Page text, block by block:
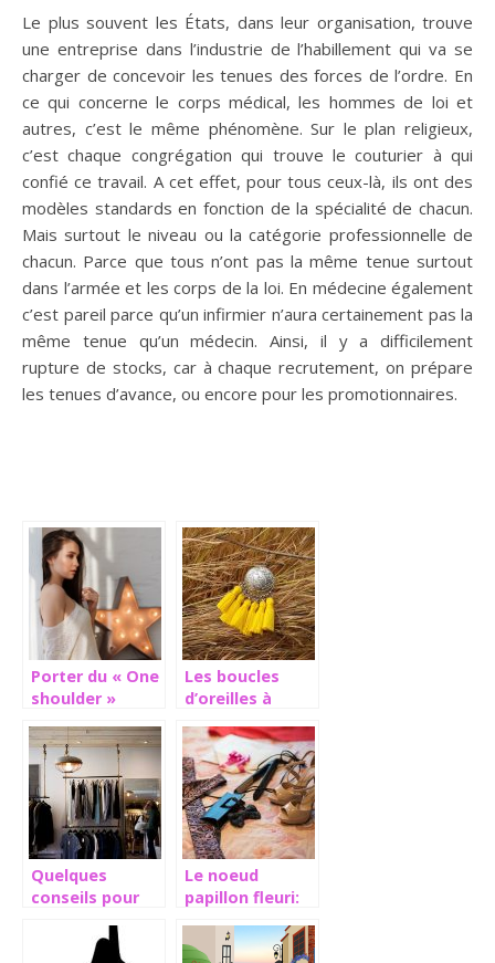
Le plus souvent les États, dans leur organisation, trouve
une entreprise dans l’industrie de l’habillement qui va se
charger de concevoir les tenues des forces de l’ordre. En
ce qui concerne le corps médical, les hommes de loi et
autres, c’est le même phénomène. Sur le plan religieux,
c’est chaque congrégation qui trouve le couturier à qui
confié ce travail. A cet effet, pour tous ceux-là, ils ont des
modèles standards en fonction de la spécialité de chacun.
Mais surtout le niveau ou la catégorie professionnelle de
chacun. Parce que tous n’ont pas la même tenue surtout
dans l’armée et les corps de la loi. En médecine également
c’est pareil parce qu’un infirmier n’aura certainement pas la
même tenue qu’un médecin. Ainsi, il y a difficilement
rupture de stocks, car à chaque recrutement, on prépare
les tenues d’avance, ou encore pour les promotionnaires.
Porter du « One
shoulder »
Les boucles
d’oreilles à
tendance
incontournable
Quelques
conseils pour
s’habiller
Le noeud
papillon fleuri:
masculine de